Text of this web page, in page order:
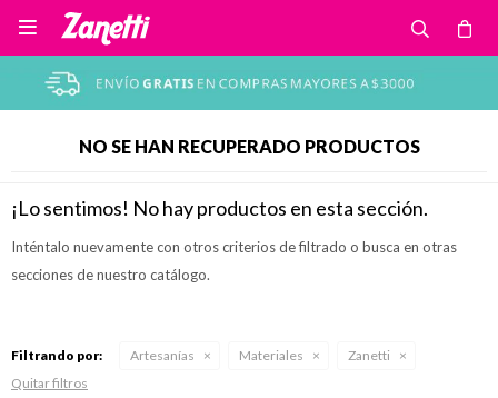

NO SE HAN RECUPERADO PRODUCTOS
¡Lo sentimos! No hay productos en esta sección.
Inténtalo nuevamente con otros criterios de filtrado o busca en otras
secciones de nuestro catálogo.
Filtrando por: Artesanías Materiales
Zanetti
Quitar filtros